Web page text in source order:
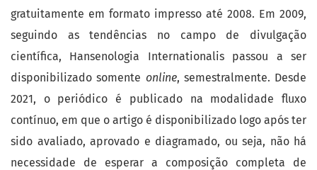
gratuitamente em formato impresso até 2008. Em 2009,
seguindo as tendências no campo de divulgação
científica, Hansenologia Internationalis passou a ser
disponibilizado somente online, semestralmente. Desde
2021, o periódico é publicado na modalidade fluxo
contínuo, em que o artigo é disponibilizado logo após ter
sido avaliado, aprovado e diagramado, ou seja, não há
necessidade de esperar a composição completa de